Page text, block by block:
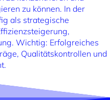
zu können. In der
als strategische
Wichtig: Erfolgreiches
Qualitätskontrollen und